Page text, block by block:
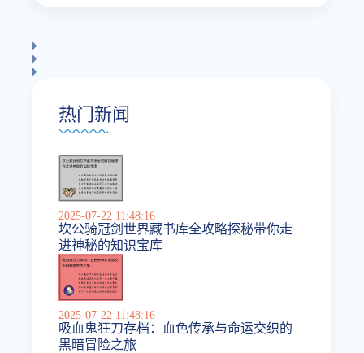
热门新闻
2025-07-22 11:48:16
坎公骑冠剑世界藏书库全攻略探秘带你走
进神秘的知识宝库
2025-07-22 11:48:16
吸血鬼狂刀存档：血色传承与命运交织的
黑暗冒险之旅